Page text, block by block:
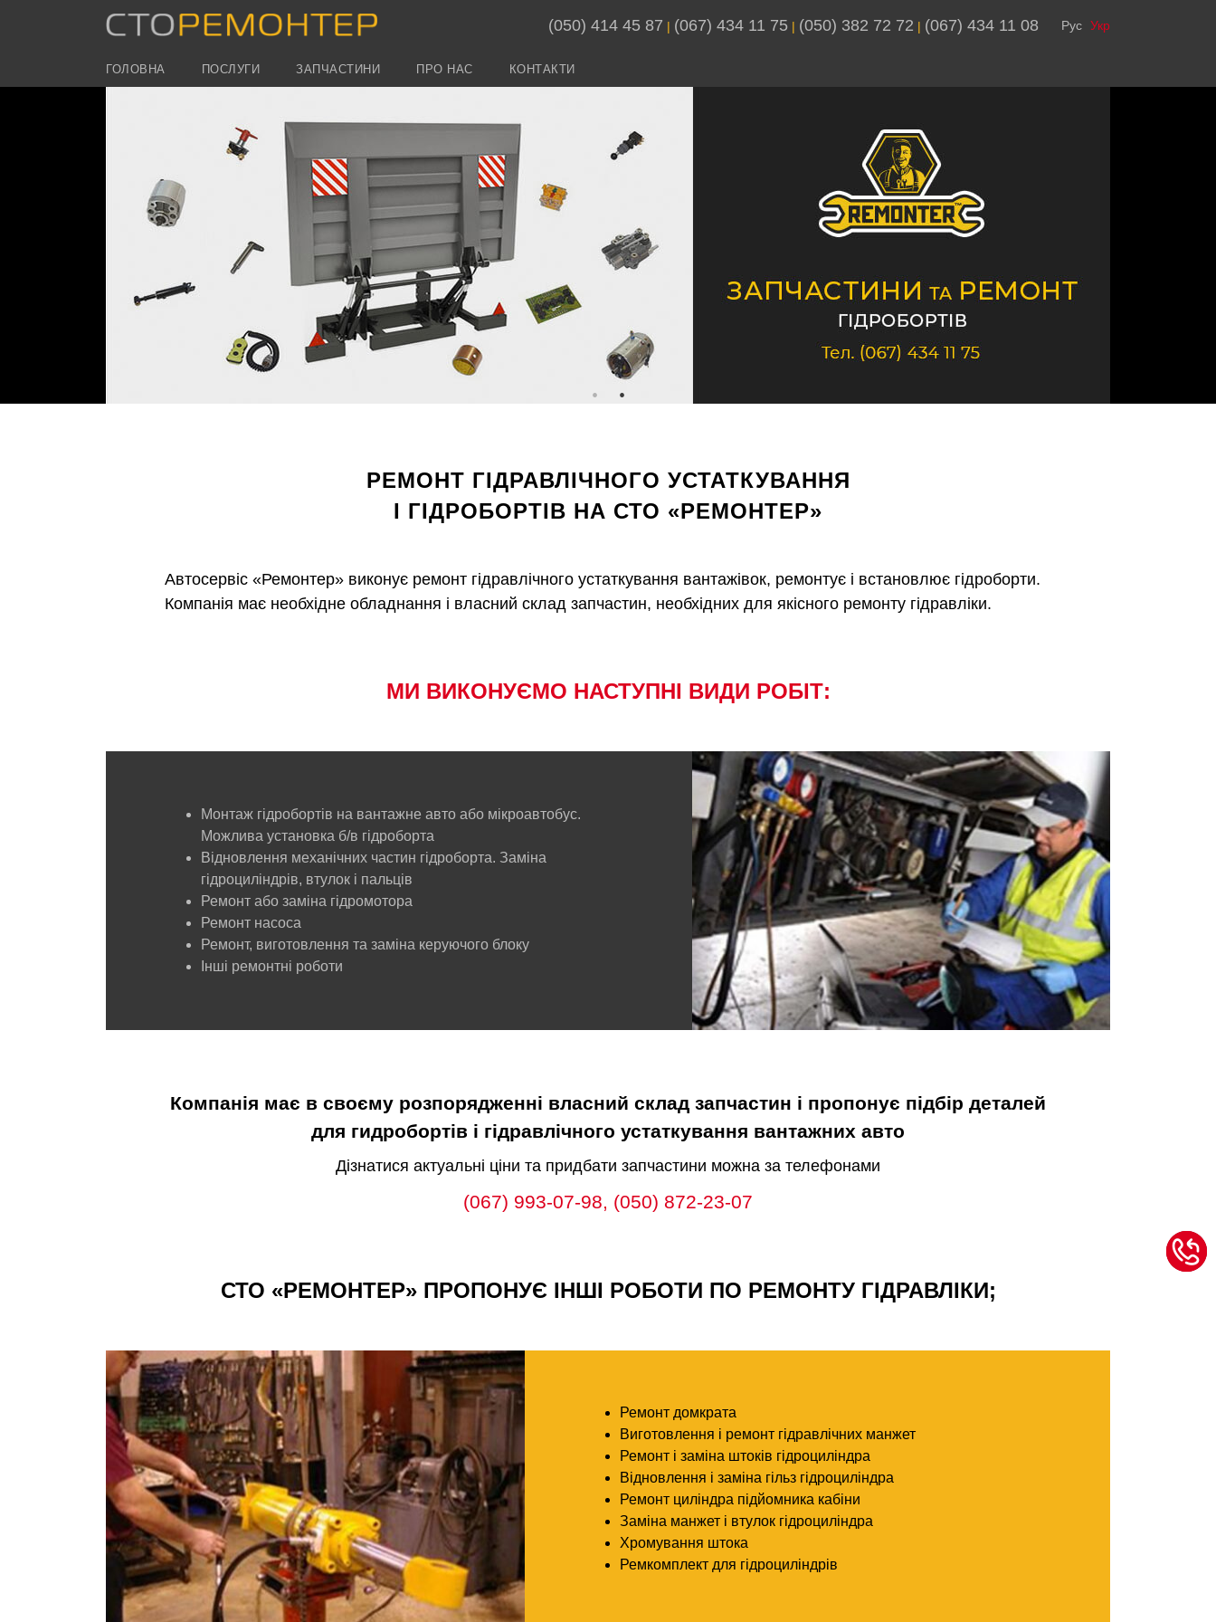
(050) 414 45 87 | (067) 434 11 75 | (050) 382 72 72 | (067) 434 11 08 Рус Укр
ГОЛОВНА ПОСЛУГИ ЗАПЧАСТИНИ ПРО НАС КОНТАКТИ
РЕМОНТ ГІДРАВЛІЧНОГО УСТАТКУВАННЯ
І ГІДРОБОРТІВ НА СТО «РЕМОНТЕР»
Автосервіс «Ремонтер» виконує ремонт гідравлічного устаткування вантажівок, ремонтує і встановлює гідроборти.
Компанія має необхідне обладнання і власний склад запчастин, необхідних для якісного ремонту гідравліки.
МИ ВИКОНУЄМО НАСТУПНІ ВИДИ РОБІТ:
Монтаж гідробортів на вантажне авто або мікроавтобус.
Можлива установка б/в гідроборта
Відновлення механічних частин гідроборта. Заміна
гідроциліндрів, втулок і пальців
Ремонт або заміна гідромотора
Ремонт насоса
Ремонт, виготовлення та заміна керуючого блоку
Інші ремонтні роботи
Компанія має в своєму розпорядженні власний склад запчастин і пропонує підбір деталей
для гидробортів і гідравлічного устаткування вантажних авто
Дізнатися актуальні ціни та придбати запчастини можна за телефонами
(067) 993-07-98, (050) 872-23-07
СТО «РЕМОНТЕР» ПРОПОНУЄ ІНШІ РОБОТИ ПО РЕМОНТУ ГІДРАВЛІКИ;
Ремонт домкрата
Виготовлення і ремонт гідравлічних манжет
Ремонт і заміна штоків гідроциліндра
Відновлення і заміна гільз гідроциліндра
Ремонт циліндра підйомника кабіни
Заміна манжет і втулок гідроциліндра
Хромування штока
Ремкомплект для гідроциліндрів